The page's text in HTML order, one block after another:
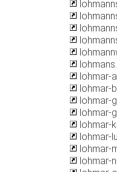
lohmar-
lohmar-
lohmar-
lohmar-
lohmar-
lohmar-
lohmar-
lohmar-